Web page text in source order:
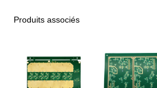
Produits associés